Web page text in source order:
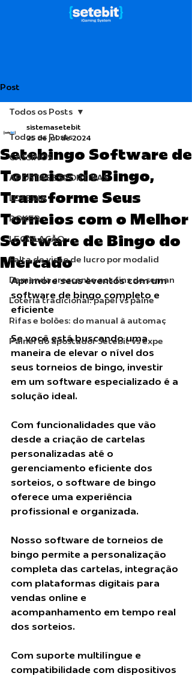
Post
Todos os Posts
CASSINOS
APOSTAS ESPORTIVAS
LOTERIA
POKER
LEGISLAÇÃO
Falta de visão de lucro por modalid
Demanda crescente aos fins de seman
Loteria tradicional: papel vs paine
Rifas e bolões: do manual à automaç
Painel do apostador Setebit vs expe
Todos os Posts
Setebingo Software de
Torneios de Bingo,
Transforme Seus
Torneios com o Melhor
Software de Bingo do
Mercado
sistemasetebit
25 de jul. de 2024
Aprimore seus eventos com um
software de bingo completo e
eficiente
Se você está buscando uma
maneira de elevar o nível dos
seus torneios de bingo, investir
em um software especializado é a
solução ideal.
Com funcionalidades que vão
desde a criação de cartelas
personalizadas até o
gerenciamento eficiente dos
sorteios, o software de bingo
oferece uma experiência
profissional e organizada.
Nosso software de torneios de
bingo permite a personalização
completa das cartelas, integração
com plataformas digitais para
vendas online e
acompanhamento em tempo real
dos sorteios.
Com suporte multilíngue e
compatibilidade com dispositivos